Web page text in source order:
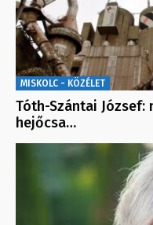
MISKOLC - KÖZÉLET
Tóth-Szántai József:
hejőcsa…